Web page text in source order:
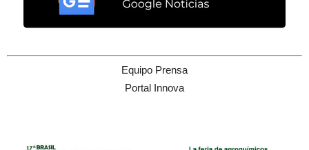
Equipo Prensa
Portal Innova